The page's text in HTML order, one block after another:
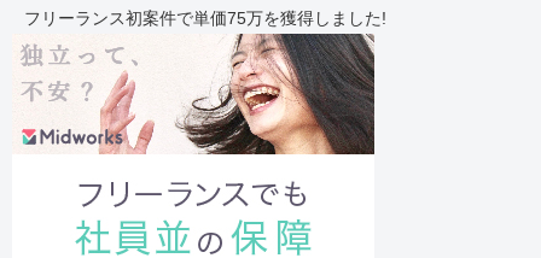
フリーランス初案件で単価75万を獲得しました!